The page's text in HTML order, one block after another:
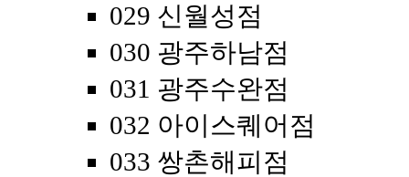
029 신월성점
030 광주하남점
031 광주수완점
032 아이스퀘어점
033 쌍촌해피점